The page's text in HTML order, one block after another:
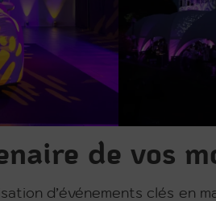
de vos
d’événements clés en